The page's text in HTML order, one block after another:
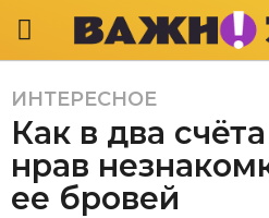
2
г
д
а
ИНТЕРЕСНОЕ
Как в два
нрав
ее бровей